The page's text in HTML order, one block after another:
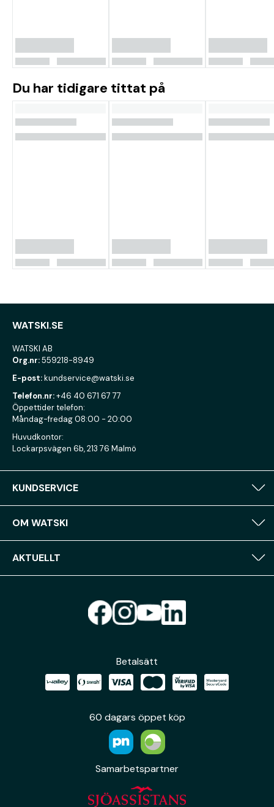
Du har tidigare tittat på
WATSKI.SE
WATSKI AB
Org.nr:559218-8949
E-post:kundservice@watski.se
Telefon.nr:+46 40 671 67 77
Öppettider telefon:
Måndag-fredag 08:00 - 20:00
Huvudkontor:
Lockarpsvägen 6b, 213 76 Malmö
KUNDSERVICE
OM WATSKI
AKTUELLT
Betalsätt
60 dagars öppet köp
Samarbetspartner